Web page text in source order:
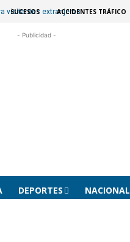
visitantes extranjeros
SUCESOS ACCIDENTES TRÁFICO
- Publicidad -
DEPORTES NACIONAL